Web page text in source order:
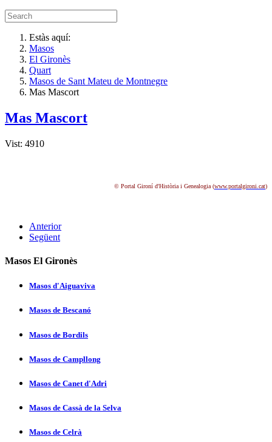
Estàs aquí:
Masos
El Gironès
Quart
Masos de Sant Mateu de Montnegre
Mas Mascort
Mas Mascort
Vist: 4910
© Portal Gironí d'Història i Genealogia (www.portalgironi.cat)
Anterior
Següent
Masos El Gironès
Masos d'Aiguaviva
Masos de Bescanó
Masos de Bordils
Masos de Campllong
Masos de Canet d'Adri
Masos de Cassà de la Selva
Masos de Celrà